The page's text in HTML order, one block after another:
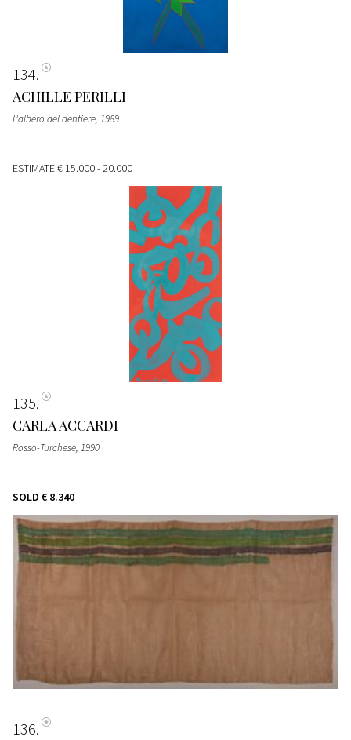
134
ACHILLE PERILLI
L'albero del dentiere, 1989
ESTIMATE€ 15.000 - 20.000
135
CARLA ACCARDI
Rosso-Turchese, 1990
SOLD € 8.340
136